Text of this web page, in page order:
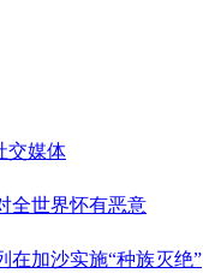
交媒体
全世界怀有恶意
在加沙实施“种族灭绝”